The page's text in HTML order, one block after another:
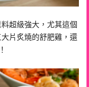
料超級強大，尤其這個
片炙燒的舒肥雞，還